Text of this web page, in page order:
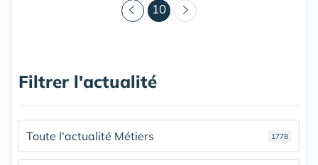
10(courant)
Filtrer l'actualité
Toute l'actualité Métiers 1778